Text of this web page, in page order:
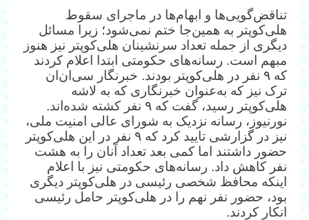
تناقض‌گویی‌ها و ابهام‌ها در ماجرای سقوط
هلی‌کوپتر به همین‌جا ختم نمی‌شود؛ زیرا مسائل
دیگری از جمله تعداد سرنشینان هلی‌کوپتر نیز هنوز
مبهم است. رسانه‌های حکومتی ابتدا اعلام کردند
که ۹ نفر در هلی‌کوپتر بودند. خبرنگار سی‌ان‌ان
ترک نیز که به‌عنوان خبرنگاری که به لاشه
هلی‌کوپتر رسید، گفت که ۹ نفر کشته شده‌اند.
نورنیوز، رسانه نزدیک به شورای عالی امنیت ملی،
نیز در گزارشی تایید کرد که ۹ نفر در این هلی‌کوپتر
حضور داشتند اما کمی بعد تعداد آنان را به هشت
نفر کاهش داد. رسانه‌های حکومتی نیز با اعلام
اینکه محافظ شخصی رئیسی در هلی‌کوپتر دیگری
بود، حضور نفر نهم را در هلی‌کوپتر حامل رئیسی
انکار کردند.